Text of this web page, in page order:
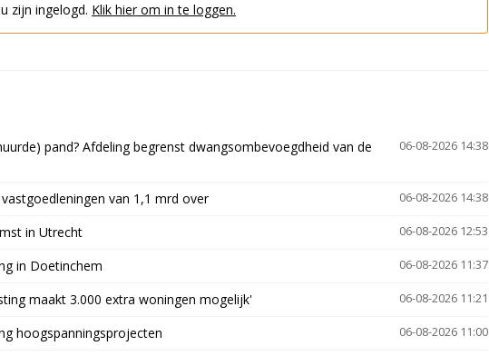
zijn ingelogd. Klik hier om in te loggen.
06-08-2026 14:38
pand? Afdeling begrenst dwangsombevoegdheid van de
06-08-2026 14:38
van 1,1 mrd over
06-08-2026 12:53
in Utrecht
06-08-2026 11:37
in Doetinchem
06-08-2026 11:21
maakt 3.000 extra woningen mogelijk'
06-08-2026 11:00
hoogspanningsprojecten